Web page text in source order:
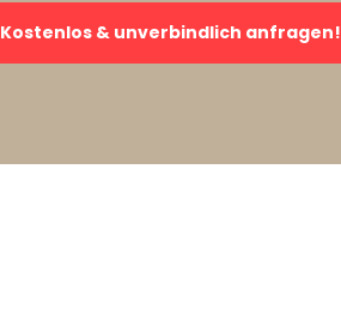
Kostenlos & unverbindlich anfragen!